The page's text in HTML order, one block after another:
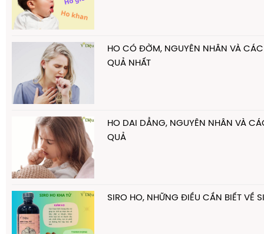
HO CÓ ĐỜM, NGUYÊN NHÂN VÀ
QUẢ NHẤT
HO DAI DẲNG, NGUYÊN NHÂN VÀ
QUẢ
SIRO HO, NHỮNG ĐIỀU CẦN BIẾT VỀ